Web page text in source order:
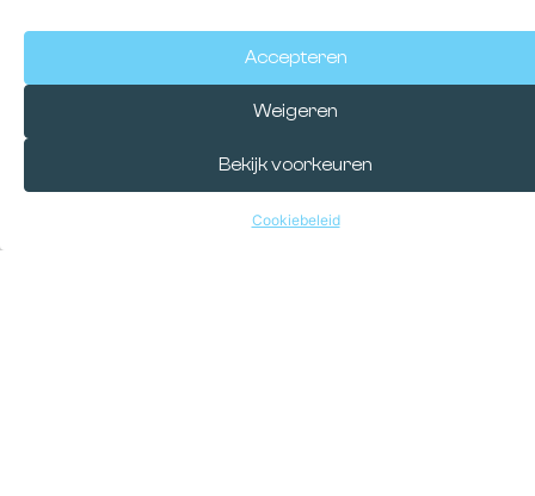
Accepteren
Weigeren
Bekijk voorkeuren
Cookiebeleid
Nederland. Informeel, toegankelijk en
altijd met ruimte voor nieuwe
ontmoetingen, frisse ideeën en
waardevolle samenwerkingen.
Of u nu al actief bent in Duitsland of juist